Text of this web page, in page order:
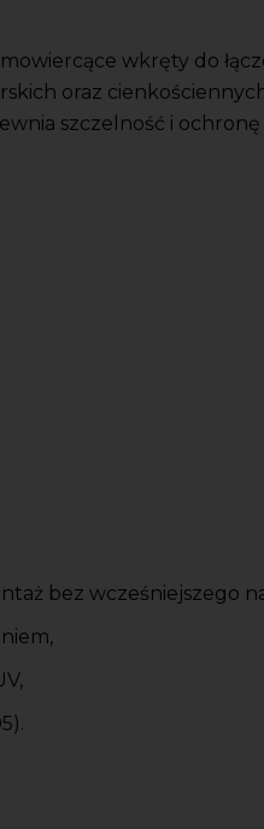
wkręty do
oraz
szczelność i
bez wcześniejszego